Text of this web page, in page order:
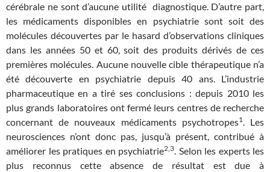
cérébrale ne sont d’aucune utilité diagnostique. D’autre part,
les médicaments disponibles en psychiatrie sont soit des
molécules découvertes par le hasard d’observations cliniques
dans les années 50 et 60, soit des produits dérivés de ces
premières molécules. Aucune nouvelle cible thérapeutique n’a
été découverte en psychiatrie depuis 40 ans. L’industrie
pharmaceutique en a tiré ses conclusions : depuis 2010 les
plus grands laboratoires ont fermé leurs centres de recherche
concernant de nouveaux médicaments psychotropes1. Les
neurosciences n’ont donc pas, jusqu’à présent, contribué à
améliorer les pratiques en psychiatrie2,3. Selon les experts les
plus reconnus cette absence de résultat est due à